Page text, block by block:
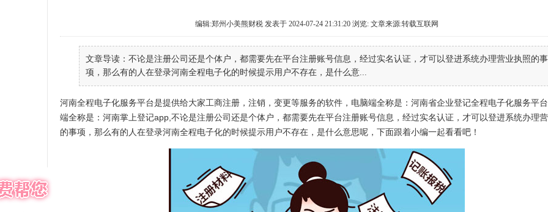
编辑:郑州小美熊财税 发表于 2024-07-24 21:31:20 浏览: 文章来源:转载互联网
文章导读：不论是注册公司还是个体户，都需要先在平台注册账号信息，经过实名认证，才可以登进系统办理营业执照的事
项，那么有的人在登录河南全程电子化的时候提示用户不存在，是什么意...
河南全程电子化服务平台是提供给大家工商注册，注销，变更等服务的软件，电脑端全称是：河南省企业登记全程电子化服务平
端全称是：河南掌上登记app,不论是注册公司还是个体户，都需要先在平台注册账号信息，经过实名认证，才可以登进系统办理
的事项，那么有的人在登录河南全程电子化的时候提示用户不存在，是什么意思呢，下面跟着小编一起看看吧！